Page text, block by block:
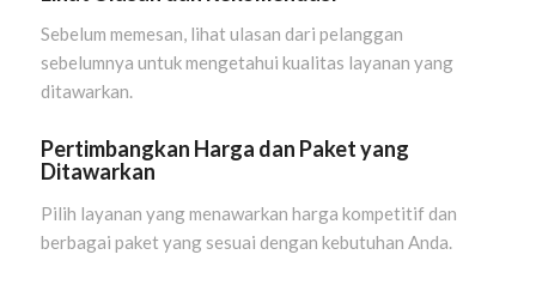
Sebelum memesan, lihat ulasan dari pelanggan
sebelumnya untuk mengetahui kualitas layanan yang
ditawarkan.
Pertimbangkan Harga dan Paket yang
Ditawarkan
Pilih layanan yang menawarkan harga kompetitif dan
berbagai paket yang sesuai dengan kebutuhan Anda.